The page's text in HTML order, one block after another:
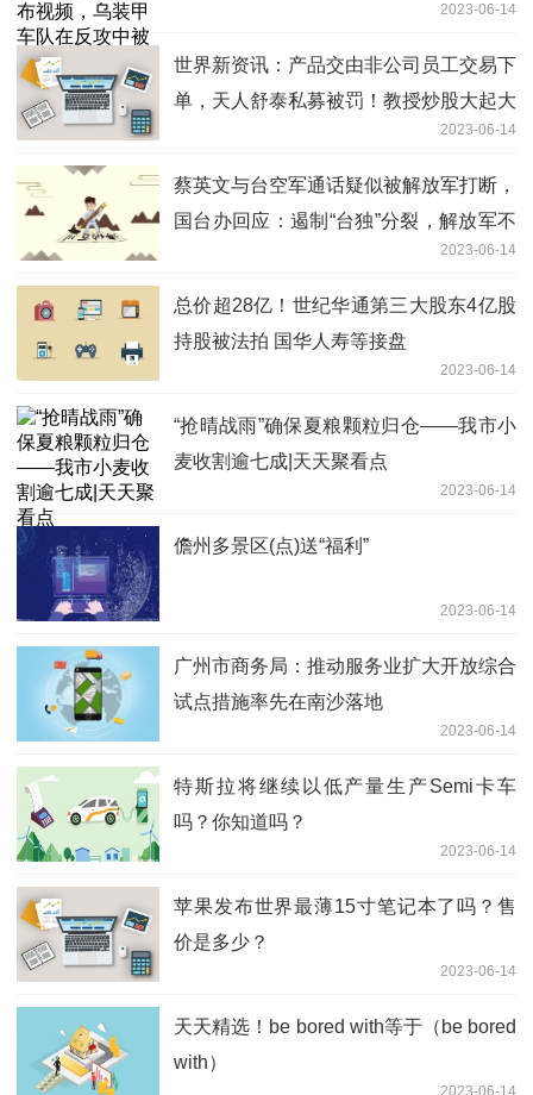
2023-06-14
世界新资讯：产品交由非公司员工交易下
单，天人舒泰私募被罚！教授炒股大起大
落？两年半不到，旗下产品最高收益从
400%滑落至6%
2023-06-14
蔡英文与台空军通话疑似被解放军打断，
国台办回应：遏制“台独”分裂，解放军不
2023-06-14
总价超28亿！世纪华通第三大股东4亿股
持股被法拍 国华人寿等接盘
2023-06-14
“抢晴战雨”确保夏粮颗粒归仓——我市小
麦收割逾七成|天天聚看点
2023-06-14
儋州多景区(点)送“福利”
2023-06-14
广州市商务局：推动服务业扩大开放综合
试点措施率先在南沙落地
2023-06-14
特斯拉将继续以低产量生产Semi卡车
吗？你知道吗？
2023-06-14
苹果发布世界最薄15寸笔记本了吗？售
价是多少？
2023-06-14
天天精选！be bored with等于（be bored
with）